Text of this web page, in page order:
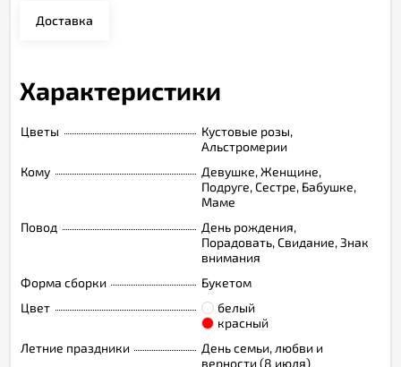
Доставка
Характеристики
Цветы
Кустовые розы,
Альстромерии
Кому
Девушке, Женщине,
Подруге, Сестре, Бабушке,
Маме
Повод
День рождения,
Порадовать, Свидание, Знак
внимания
Форма сборки
Букетом
Цвет
белый
красный
Летние праздники
День семьи, любви и
верности (8 июля)